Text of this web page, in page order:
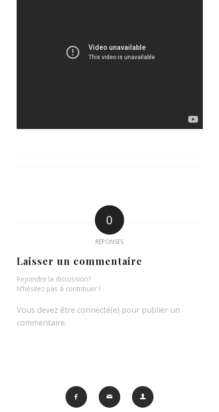
0
RÉPONSES
Laisser un commentaire
Rejoindre la discussion?
N’hésitez pas à contribuer !
Vous devez être connecté(e) pour publier un
commentaire.